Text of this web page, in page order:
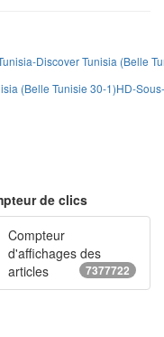
Discover Tunisia (Belle
(Belle Tunisie 30-1)HD-
de clics
Compteur
d'affichages des
articles
7377722